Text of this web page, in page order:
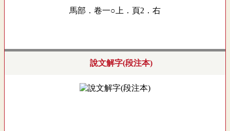
馬部．卷一○上．頁2．右
說文解字(段注本)